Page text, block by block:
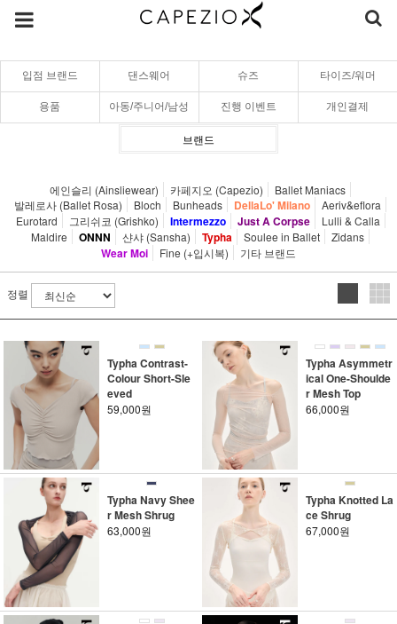
입점 브랜드 댄스웨어 슈즈 타이즈/워머
용품 아동/주니어/남성 진행 이벤트 개인결제
브랜드
에인슬리 (Ainsliewear) 카페지오 (Capezio)
Ballet Maniacs
발레로사 (Ballet Rosa)
Bloch Bunheads DellaLo' Milano
Aeriv&eflora
Eurotard
그리쉬코 (Grishko) Intermezzo Just A Corpse
Lulli & Calla
Maldire
ONNN 샨샤 (Sansha) Typha Soulee in Ballet Zidans
Wear Moi Fine (+입시복) 기타 브랜드
정렬
Typha Contrast-
Colour Short-Sle
eved
59,000원
Typha Asymmetr
ical One-Shoulde
r Mesh Top
66,000원
Typha Navy Shee
r Mesh Shrug
63,000원
Typha Knotted La
ce Shrug
67,000원